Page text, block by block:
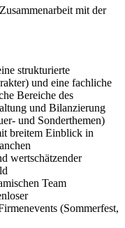
mit der
strukturierte
und eine fachliche
Bereiche des
und Bilanzierung
und Sonderthemen)
breitem Einblick in
wertschätzender
Team
(Sommerfest,